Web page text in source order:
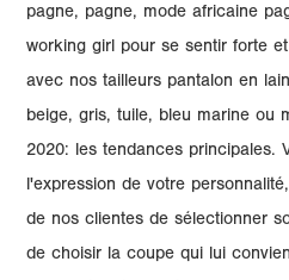
pagne, pagne, mode africaine
working girl pour se sentir forte
avec nos tailleurs pantalon en
beige, gris, tuile, bleu marine ou
2020: les tendances principales.
l'expression de votre
de nos clientes de sélectionner
de choisir la coupe qui lui